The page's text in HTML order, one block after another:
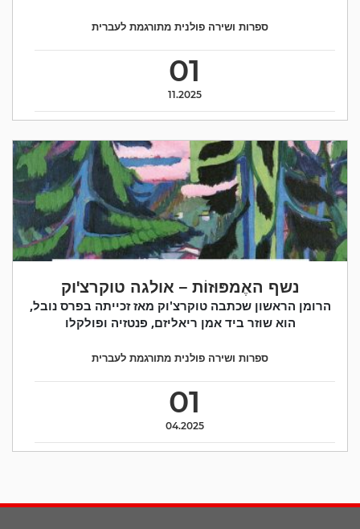
01
11.2025
ספרות ושירה פולנית מתורגמת לעברית
נשף האֶמפּוּזוֹת – אולגה טוקרצ'וק
הרומן הראשון שכתבה טוקרצ'וק מאז זכייתה בפרס נובל,
הוא שוזר ביד אמן ריאליזם, פנטזיה ופולקלו
01
04.2025
ספרות ושירה פולנית מתורגמת לעברית